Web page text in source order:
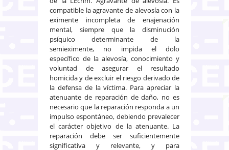
compatible la agravante de alevosía con la
eximente incompleta de enajenación
mental, siempre que la disminución
psíquico determinante de la
semieximente, no impida el dolo
específico de la alevosía, conocimiento y
voluntad de asegurar el resultado
homicida y de excluir el riesgo derivado de
la defensa de la víctima. Para apreciar la
atenuante de reparación de daño, no es
necesario que la reparación responda a un
impulso espontáneo, debiendo prevalecer
el carácter objetivo de la atenuante. La
reparación debe ser suficientemente
significativa y relevante, y para